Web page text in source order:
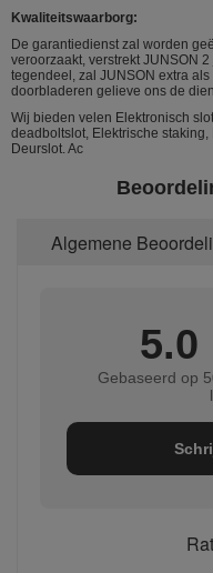
Kwaliteitswaarborg:
De garantiedienst zal worden
veroorzaakt, verstrekt JUNSON
tegendeel, zal JUNSON extra
doorbladeren gelieve ons de
Wij bieden velen Elektronisch
deadboltslot, Elektrische
Deurslot. Ac
Algemene
5.0
Gebaseerd op